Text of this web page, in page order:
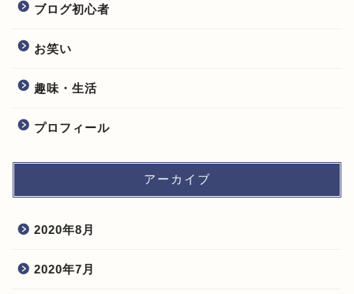
ブログ初心者
お笑い
趣味・生活
プロフィール
アーカイブ
2020年8月
2020年7月